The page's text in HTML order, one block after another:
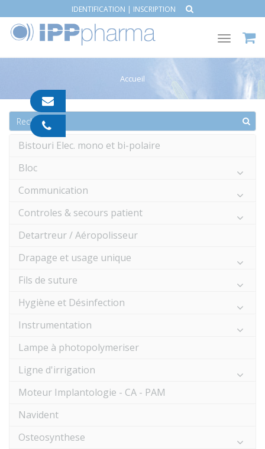
IDENTIFICATION | INSCRIPTION
Toggle
Accueil
Bistouri Elec. mono et bi-polaire
Bloc
Communication
Controles & secours patient
Detartreur / Aéropolisseur
Drapage et usage unique
Fils de suture
Hygiène et Désinfection
Instrumentation
Lampe à photopolymeriser
Ligne d'irrigation
Moteur Implantologie - CA - PAM
Navident
Osteosynthese
contact@ipp-
pharma.com
91
05